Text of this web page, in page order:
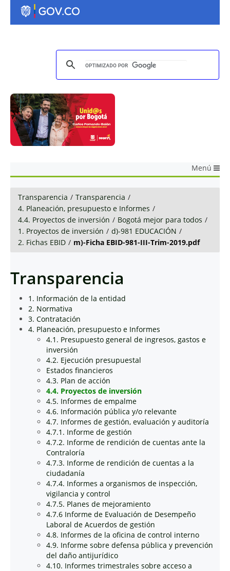
Menú
Transparencia / Transparencia /
4. Planeación, presupuesto e Informes /
4.4. Proyectos de inversión / Bogotá mejor para todos /
1. Proyectos de inversión / d)-981 EDUCACIÓN /
2. Fichas EBID / m)-Ficha EBID-981-III-Trim-2019.pdf
Transparencia
1. Información de la entidad
2. Normativa
3. Contratación
4. Planeación, presupuesto e Informes
4.1. Presupuesto general de ingresos, gastos e
inversión
4.2. Ejecución presupuestal
Estados financieros
4.3. Plan de acción
4.4. Proyectos de inversión
4.5. Informes de empalme
4.6. Información pública y/o relevante
4.7. Informes de gestión, evaluación y auditoría
4.7.1. Informe de gestión
4.7.2. Informe de rendición de cuentas ante la
Contraloría
4.7.3. Informe de rendición de cuentas a la
ciudadanía
4.7.4. Informes a organismos de inspección,
vigilancia y control
4.7.5. Planes de mejoramiento
4.7.6 Informe de Evaluación de Desempeño
Laboral de Acuerdos de gestión
4.8. Informes de la oficina de control interno
4.9. Informe sobre defensa pública y prevención
del daño antijurídico
4.10. Informes trimestrales sobre acceso a